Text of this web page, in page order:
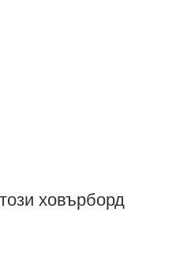
ховърборд